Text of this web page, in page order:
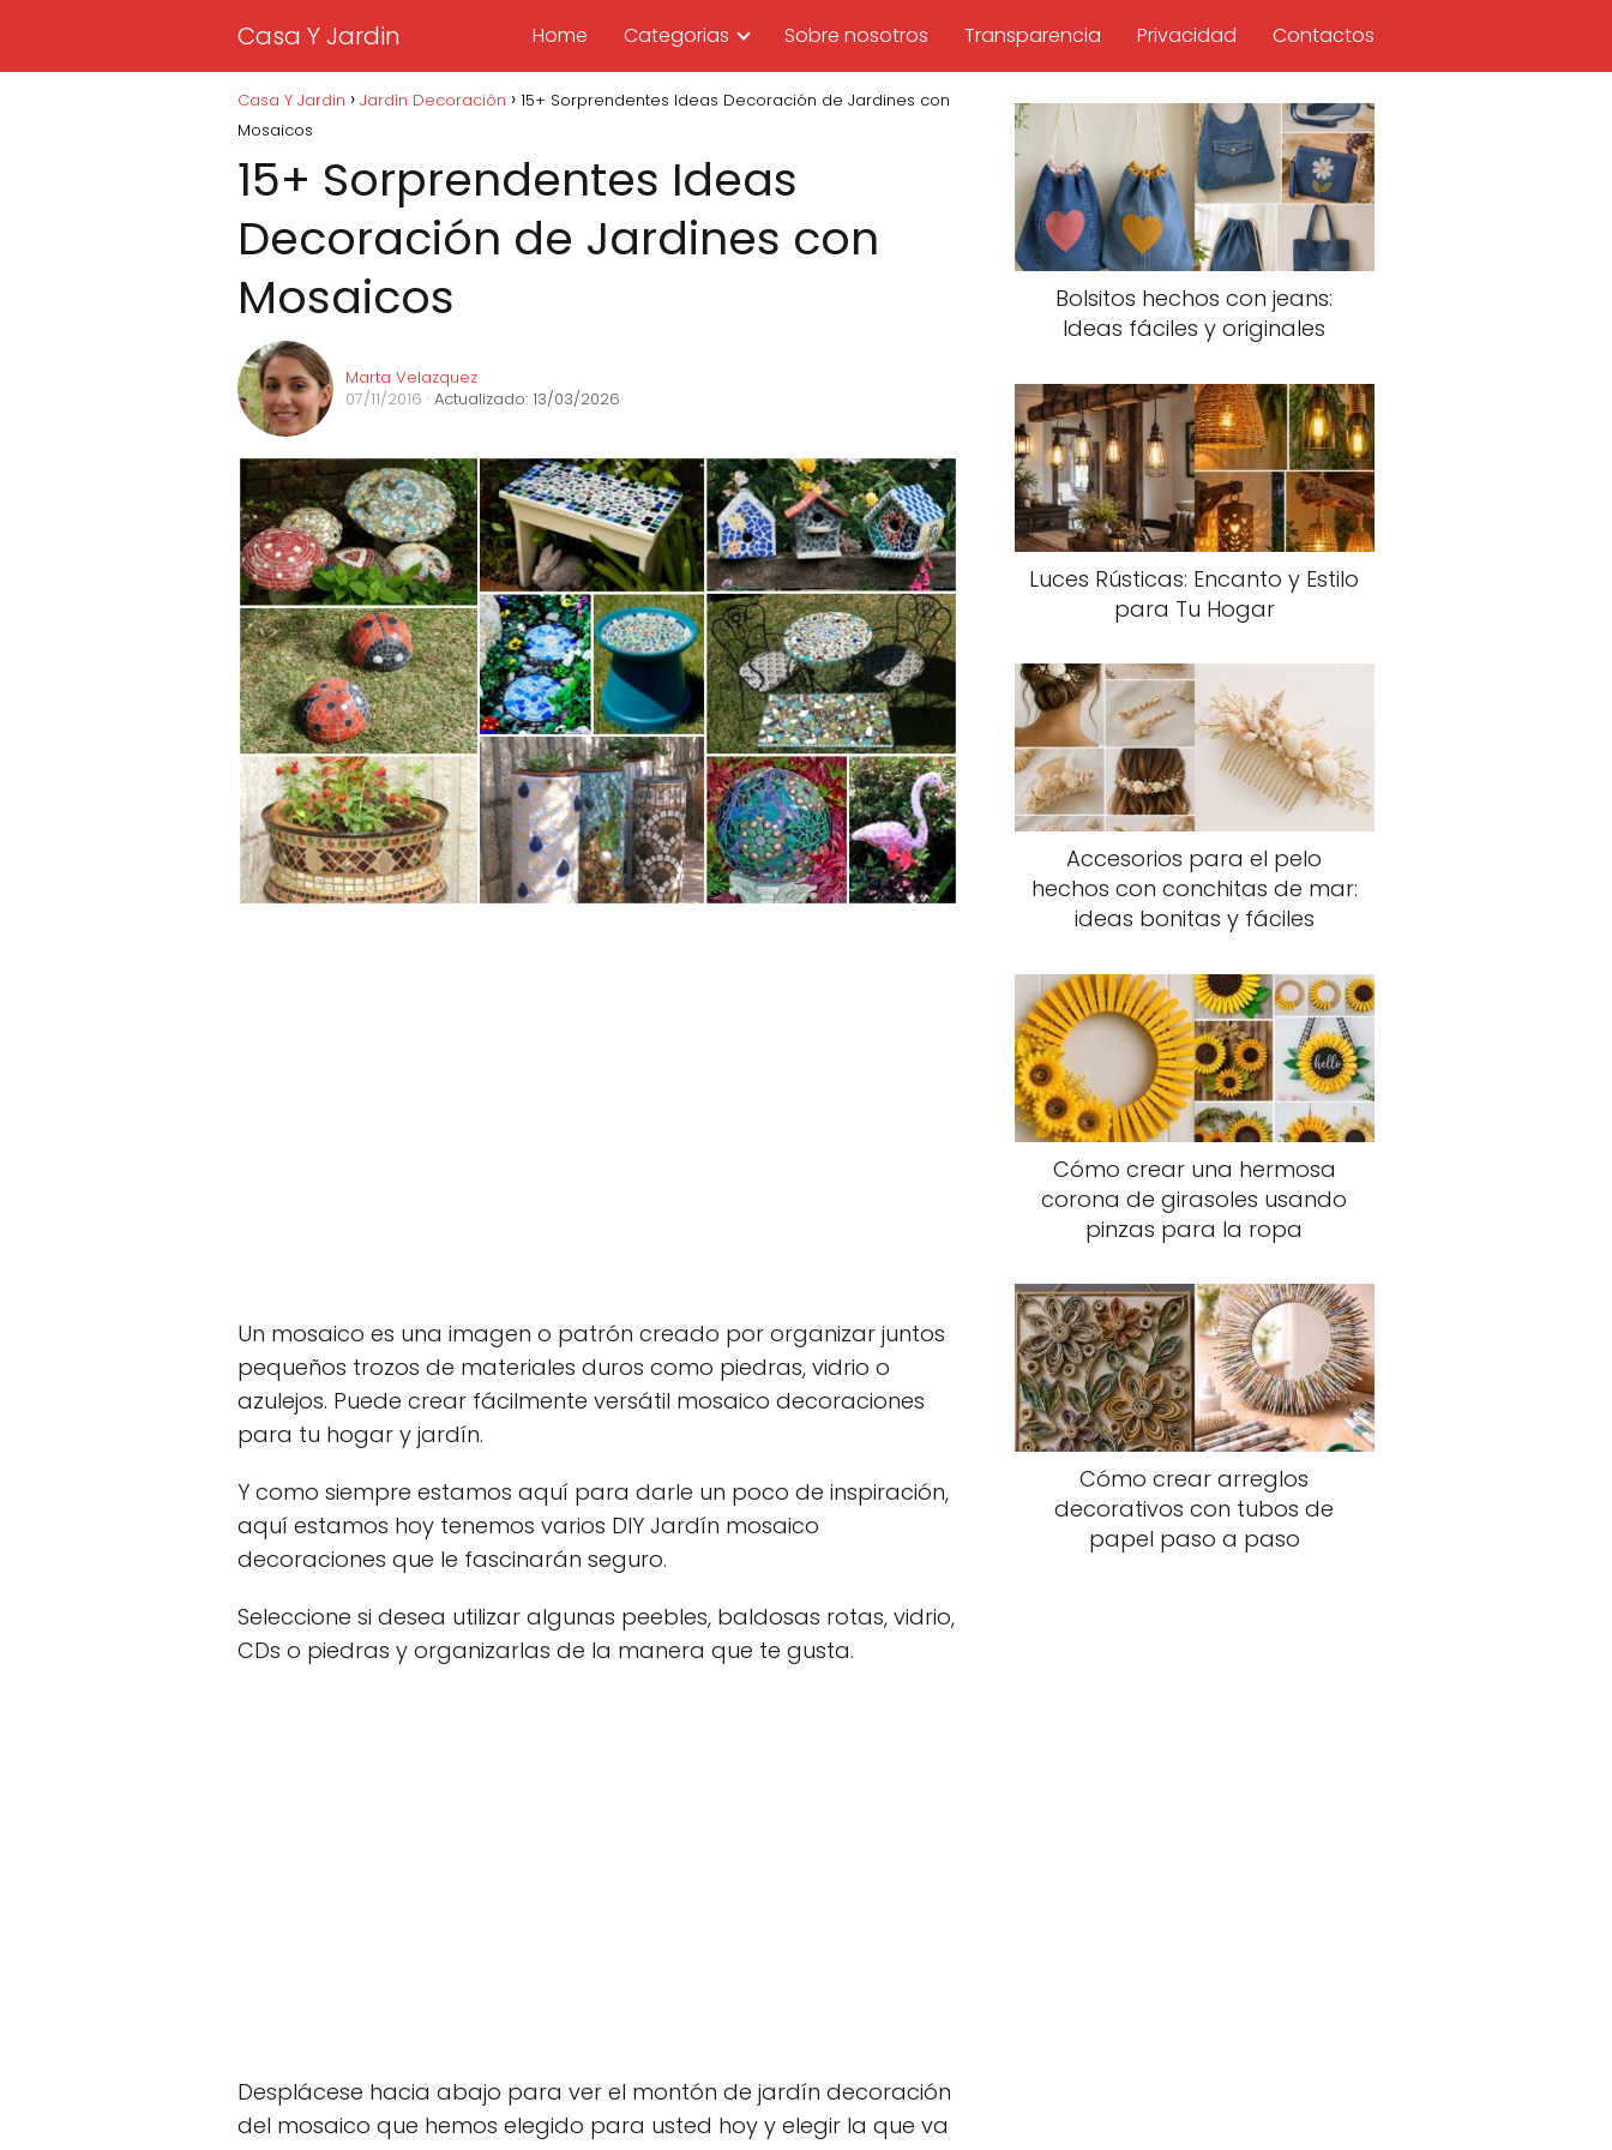
Casa Y Jardin Home Categorias Sobre nosotros Transparencia Privacidad Contactos
Casa Y Jardin Jardín Decoración
15+ Sorprendentes Ideas Decoración de Jardines con
Mosaicos
15+ Sorprendentes Ideas
Decoración de Jardines con
Mosaicos
Marta Velazquez
07/11/2016 · Actualizado: 13/03/2026
Un mosaico es una imagen o patrón creado por organizar juntos
pequeños trozos de materiales duros como piedras, vidrio o
azulejos. Puede crear fácilmente versátil mosaico decoraciones
para tu hogar y jardín.
Y como siempre estamos aquí para darle un poco de inspiración,
aquí estamos hoy tenemos varios DIY Jardín mosaico
decoraciones que le fascinarán seguro.
Seleccione si desea utilizar algunas peebles, baldosas rotas, vidrio,
CDs o piedras y organizarlas de la manera que te gusta.
Desplácese hacia abajo para ver el montón de jardín decoración
del mosaico que hemos elegido para usted hoy y elegir la que va
Bolsitos hechos con jeans:
Ideas fáciles y originales
Luces Rústicas: Encanto y Estilo
para Tu Hogar
Accesorios para el pelo
hechos con conchitas de mar:
ideas bonitas y fáciles
Cómo crear una hermosa
corona de girasoles usando
pinzas para la ropa
Cómo crear arreglos
decorativos con tubos de
papel paso a paso